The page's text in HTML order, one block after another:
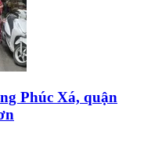
Phúc Xá, quận